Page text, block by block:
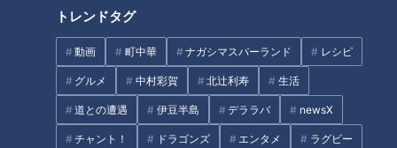
トレンドタグ
動画 町中華 ナガシマスパーランド レシピ
グルメ 中村彩賀 北辻利寿 生活
道との遭遇 伊豆半島 デララバ newsX
チャント！ ドラゴンズ エンタメ ラグビー
ここに集うのは、日本の中学校を卒業していない人々。貧困や
不登校、戦後の混乱など事情は様々で、年齢、国籍も様々な
人々がここで学んでいます。
日本で夜間中学が出来たのは、戦後まもない1947年。戦争で
中学に行けなかった人のためでしたが、80年が経った今、新